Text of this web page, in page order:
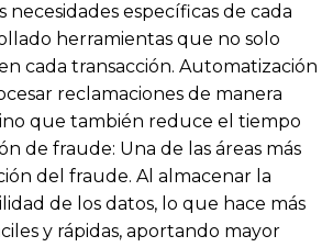
específicas de cada
herramientas que no solo
cada transacción. Automatización
reclamaciones de manera
que también reduce el tiempo
de fraude: Una de las áreas más
del fraude. Al almacenar la
de los datos, lo que hace más
y rápidas, aportando mayor